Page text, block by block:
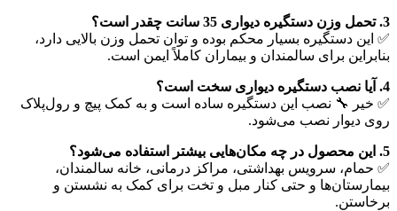
3. تحمل وزن دستگیره دیواری 35 سانت چقدر است؟
✅ این دستگیره بسیار محکم بوده و توان تحمل وزن بالایی دارد،
بنابراین برای سالمندان و بیماران کاملاً ایمن است.
4. آیا نصب دستگیره دیواری سخت است؟
✅ خیر 🔧 نصب این دستگیره ساده است و به کمک پیچ و رول‌پلاک
روی دیوار نصب می‌شود.
5. این محصول در چه مکان‌هایی بیشتر استفاده می‌شود؟
✅ حمام، سرویس بهداشتی، مراکز درمانی، خانه سالمندان،
بیمارستان‌ها و حتی کنار مبل و تخت برای کمک به نشستن و
برخاستن.